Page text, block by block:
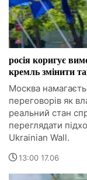
росія коригує
кремль змінити
Москва
переговорів як
реальний стан
переглядати
Ukrainian Wall.
13:00 17.06